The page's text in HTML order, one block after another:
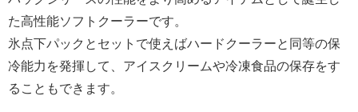
た高性能ソフトクーラーです。
氷点下パックとセットで使えばハードクーラーと同等の保
冷能力を発揮して、アイスクリームや冷凍食品の保存をす
ることもできます。